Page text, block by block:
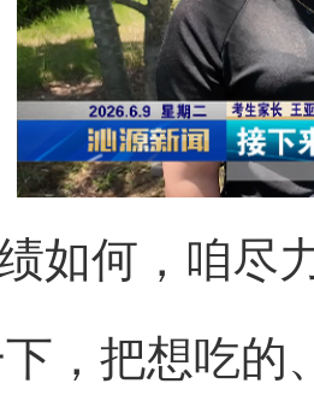
如何，咱尽
，把想吃的